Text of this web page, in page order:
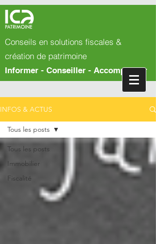
Conseils en solutions fiscales &
création de patrimoine
Informer - Conseiller - Accompagner
INFOS & ACTUS
Tous les posts
Immobilier
Fiscalité
Tous les posts